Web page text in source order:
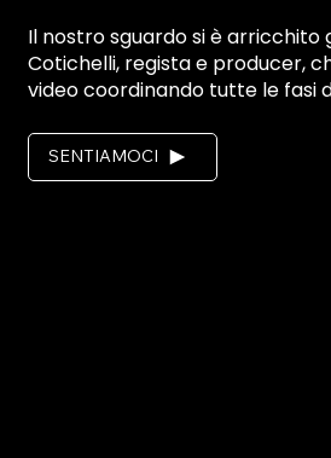
Il nostro sguardo si è arricchito
Cotichelli, regista e producer,
video coordinando tutte le fasi
SENTIAMOCI